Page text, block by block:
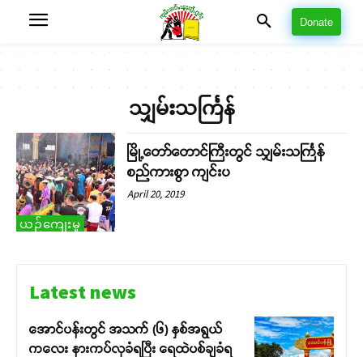
Donate
သျှမ်းသင်္ကြန်
ယဉ်ကျေးမှု
မြို့တော်တောင်ကြီးတွင် သျှမ်းသင်္ကြန်
စည်ကားစွာ ကျင်းပ
April 20, 2019
Latest news
အောင်ပန်းတွင် အသက် (၆) နှစ်အရွယ်
ကလေး နားကပ်လုခံရပြီး ရေထဲပစ်ချခံရ